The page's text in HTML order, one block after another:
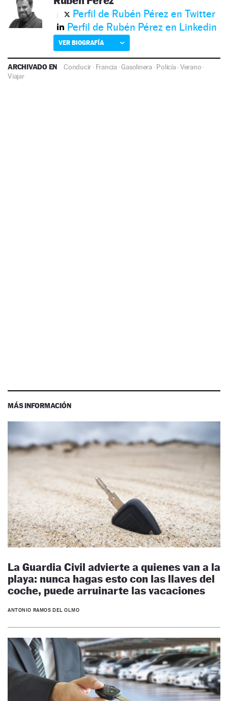
Perfil de Rubén Pérez en Twitter
Perfil de Rubén Pérez en Linkedin
VER BIOGRAFÍA
ARCHIVADO EN Conducir · Francia·Gasolinera·Policía·Verano ·
Viajar
MÁS INFORMACIÓN
La Guardia Civil advierte a quienes van a la
playa: nunca hagas esto con las llaves del
coche, puede arruinarte las vacaciones
ANTONIO RAMOS DEL OLMO